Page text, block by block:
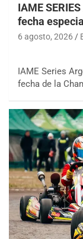
IAME
fecha
6 agosto, 2026
IAME Series
fecha de la